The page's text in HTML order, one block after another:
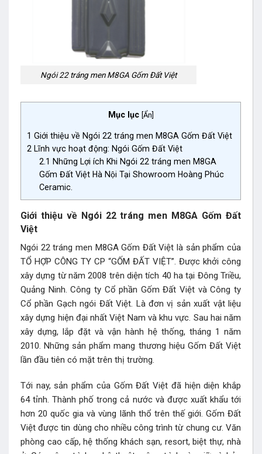
Ngói 22 tráng men M8GA Gốm Đất Việt
Mục lục Ẩn
1 Giới thiệu về Ngói 22 tráng men M8GA Gốm Đất Việt
2 Lĩnh vực hoạt động: Ngói Gốm Đất Việt
2.1 Những Lợi ích Khi Ngói 22 tráng men M8GA
Gốm Đất Việt Hà Nội Tại Showroom Hoàng Phúc
Ceramic.
Giới thiệu về Ngói 22 tráng men M8GA Gốm Đất
Việt
Ngói 22 tráng men M8GA Gốm Đất Việt là sản phẩm của
TỔ HỢP CÔNG TY CP “GỐM ĐẤT VIỆT”. Được khởi công
xây dựng từ năm 2008 trên diện tích 40 ha tại Đông Triều,
Quảng Ninh. Công ty Cổ phần Gốm Đất Việt và Công ty
Cổ phần Gạch ngói Đất Việt. Là đơn vị sản xuất vật liệu
xây dựng hiện đại nhất Việt Nam và khu vực. Sau hai năm
xây dựng, lắp đặt và vận hành hệ thống, tháng 1 năm
2010. Những sản phẩm mang thương hiệu Gốm Đất Việt
lần đầu tiên có mặt trên thị trường.
Tới nay, sản phẩm của Gốm Đất Việt đã hiện diện khắp
64 tỉnh. Thành phố trong cả nước và được xuất khẩu tới
hơn 20 quốc gia và vùng lãnh thổ trên thế giới. Gốm Đất
Việt được tin dùng cho nhiều công trình từ chung cư. Văn
phòng cao cấp, hệ thống khách sạn, resort, biệt thự, nhà